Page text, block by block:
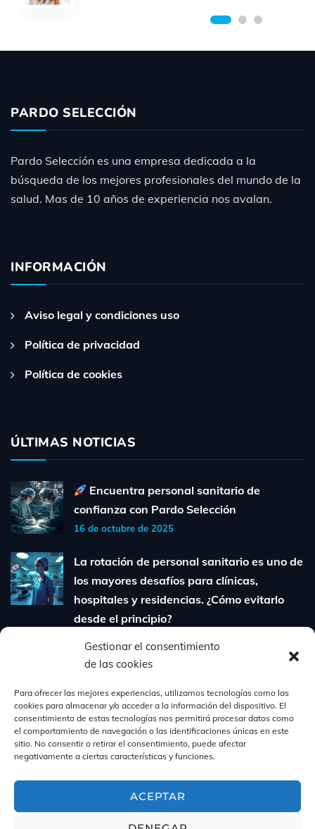
Gestionar el consentimiento
de las cookies
Para ofrecer las mejores experiencias, utilizamos tecnologías como las
cookies para almacenar y/o acceder a la información del dispositivo. El
consentimiento de estas tecnologías nos permitirá procesar datos como
el comportamiento de navegación o las identificaciones únicas en este
sitio. No consentir o retirar el consentimiento, puede afectar
negativamente a ciertas características y funciones.
ACEPTAR
PARDO SELECCIÓN
Pardo Selección es una empresa dedicada a la
búsqueda de los mejores profesionales del mundo de la
salud. Mas de 10 años de experiencia nos avalan.
INFORMACIÓN
Aviso legal y condiciones uso
Política de privacidad
Política de cookies
ÚLTIMAS NOTICIAS
Encuentra personal sanitario de
confianza con Pardo Selección
16 de octubre de 2025
La rotación de personal sanitario es uno de
los mayores desafíos para clínicas,
hospitales y residencias. ¿Cómo evitarlo
desde el principio?
Cómo contratar personal sanitario
cualificado sin perder tiempo ni dinero:
guía para clínicas y residencias
31 de julio de 2025